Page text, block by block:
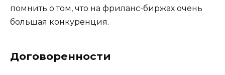
помнить о том, что на фриланс-биржах очень
большая конкуренция.
Договоренности